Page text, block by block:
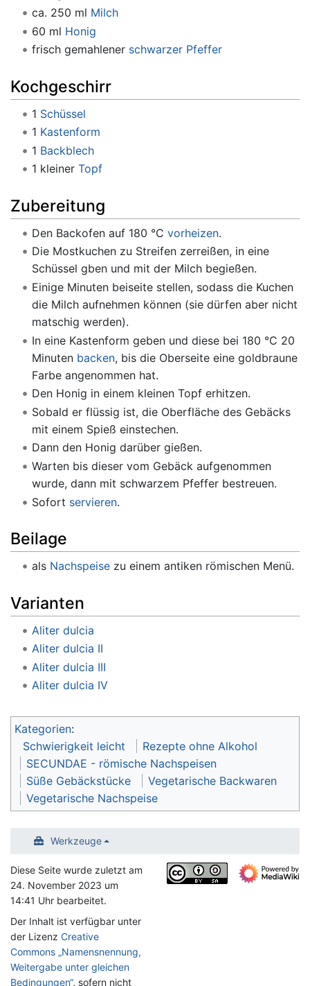
ca. 250 ml Milch
60 ml Honig
frisch gemahlener schwarzer Pfeffer
Kochgeschirr
1 Schüssel
1 Kastenform
1 Backblech
1 kleiner Topf
Zubereitung
Den Backofen auf 180 °C vorheizen.
Die Mostkuchen zu Streifen zerreißen, in eine
Schüssel gben und mit der Milch begießen.
Einige Minuten beiseite stellen, sodass die Kuchen
die Milch aufnehmen können (sie dürfen aber nicht
matschig werden).
In eine Kastenform geben und diese bei 180 °C 20
Minuten backen, bis die Oberseite eine goldbraune
Farbe angenommen hat.
Den Honig in einem kleinen Topf erhitzen.
Sobald er flüssig ist, die Oberfläche des Gebäcks
mit einem Spieß einstechen.
Dann den Honig darüber gießen.
Warten bis dieser vom Gebäck aufgenommen
wurde, dann mit schwarzem Pfeffer bestreuen.
Sofort servieren.
Beilage
als Nachspeisezu einem antiken römischen Menü.
Varianten
Aliter dulcia
Aliter dulcia II
Aliter dulcia III
Aliter dulcia IV
Kategorien:
Schwierigkeit leicht
Rezepte ohne Alkohol
SECUNDAE - römische Nachspeisen
Süße Gebäckstücke
Vegetarische Backwaren
Vegetarische Nachspeise
Werkzeuge
Diese Seite wurde zuletzt am
24. November 2023 um
14:41 Uhr bearbeitet.
Der Inhalt ist verfügbar unter
der Lizenz Creative
Commons „Namensnennung,
Weitergabe unter gleichen
Bedingungen“, sofern nicht